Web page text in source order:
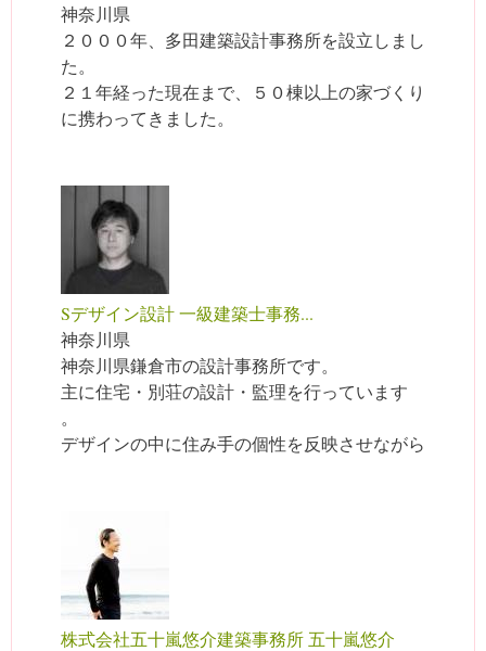
神奈川県
２０００年、多田建築設計事務所を設立しまし
た。
２１年経った現在まで、５０棟以上の家づくり
に携わってきました。
Sデザイン設計 一級建築士事務...
神奈川県
神奈川県鎌倉市の設計事務所です。
主に住宅・別荘の設計・監理を行っています
。
デザインの中に住み手の個性を反映させながら
株式会社五十嵐悠介建築事務所 五十嵐悠介